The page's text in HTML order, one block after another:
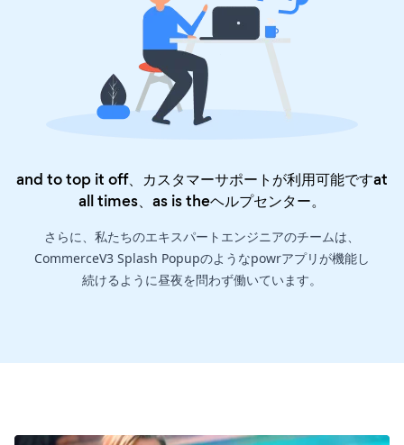
and to top it off、カスタマーサポートが利用可能ですat
all times、as is theヘルプセンター。
さらに、私たちのエキスパートエンジニアのチームは、
CommerceV3 Splash Popupのようなpowrアプリが機能し
続けるように昼夜を問わず働いています。